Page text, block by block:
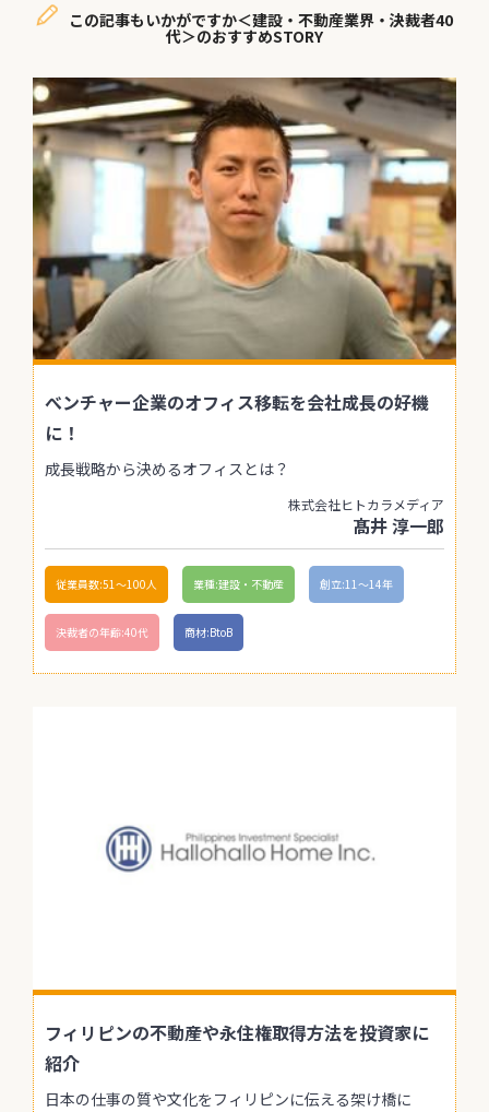
この記事もいかがですか＜建設・不動産業界・決裁者40
代＞のおすすめSTORY
べンチャー企業のオフィス移転を会社成長の好機
に！
成長戦略から決めるオフィスとは？
株式会社ヒトカラメディア
髙井 淳一郎
従業員数:51〜100人 業種:建設・不動産 創立:11〜14年
決裁者の年齢:40代 商材:BtoB
フィリピンの不動産や永住権取得方法を投資家に
紹介
日本の仕事の質や文化をフィリピンに伝える架け橋に